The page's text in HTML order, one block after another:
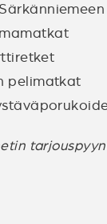
pelimatkat